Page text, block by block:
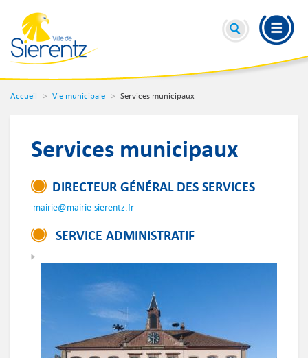
Accueil Vie municipale Services municipaux
Services municipaux
DIRECTEUR GÉNÉRAL DES SERVICES
mairie@mairie-sierentz.fr
SERVICE ADMINISTRATIF